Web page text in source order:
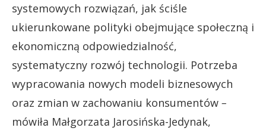
systemowych rozwiązań, jak ściśle
ukierunkowane polityki obejmujące społeczną i
ekonomiczną odpowiedzialność,
systematyczny rozwój technologii. Potrzeba
wypracowania nowych modeli biznesowych
oraz zmian w zachowaniu konsumentów –
mówiła Małgorzata Jarosińska-Jedynak,